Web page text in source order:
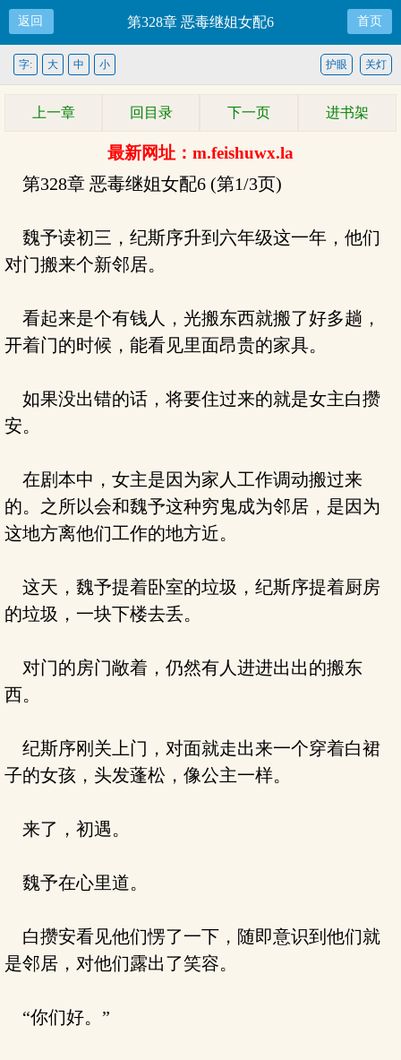
返回 第328章 恶毒继姐女配6 首页
关灯
护眼
字: 大 中 小
上一章 回目录 下一页 进书架
最新网址：m.feishuwx.la
第328章 恶毒继姐女配6 (第1/3页)
魏予读初三，纪斯序升到六年级这一年，他们
对门搬来个新邻居。
看起来是个有钱人，光搬东西就搬了好多趟，
开着门的时候，能看见里面昂贵的家具。
如果没出错的话，将要住过来的就是女主白攒
安。
在剧本中，女主是因为家人工作调动搬过来
的。之所以会和魏予这种穷鬼成为邻居，是因为
这地方离他们工作的地方近。
这天，魏予提着卧室的垃圾，纪斯序提着厨房
的垃圾，一块下楼去丢。
对门的房门敞着，仍然有人进进出出的搬东
西。
纪斯序刚关上门，对面就走出来一个穿着白裙
子的女孩，头发蓬松，像公主一样。
来了，初遇。
魏予在心里道。
白攒安看见他们愣了一下，随即意识到他们就
是邻居，对他们露出了笑容。
“你们好。”